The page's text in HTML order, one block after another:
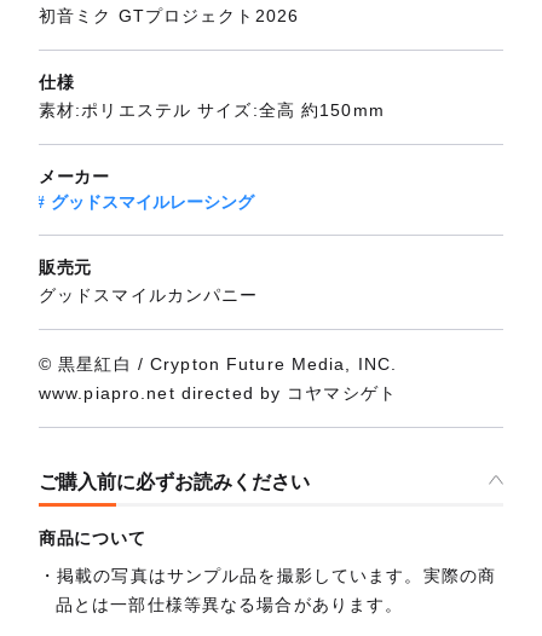
初音ミク GTプロジェクト2026
仕様
素材:ポリエステル サイズ:全高 約150mm
メーカー
グッドスマイルレーシング
販売元
グッドスマイルカンパニー
© 黒星紅白 / Crypton Future Media, INC.
www.piapro.net directed by コヤマシゲト
ご購入前に必ずお読みください
商品について
掲載の写真はサンプル品を撮影しています。実際の商
品とは一部仕様等異なる場合があります。